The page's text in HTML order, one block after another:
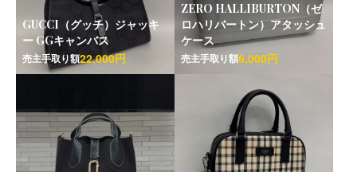
GUCCI（グッチ）ジャッキ
ー GGキャンバス
売主手取り額22,000円
ZERO HALLIBURTON（ゼ
ロハリバートン）アタッシュ
ケース
売主手取り額6,000円